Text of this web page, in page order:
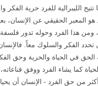
تتيح الليبرالية للفرد حرية الفكر
هو المعبر الحقيقي عن الإنسان،
ومن هذا الفرد وحوله تدور فلسفة
تحدد الفكر والسلوك معاً.
الحق في الحياة والحرية وحق
كما يشاء الفرد ووفق قناعاته،
أكثر من حق الفرد - الإنسان أن